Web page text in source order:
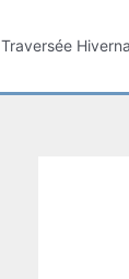
Traversée